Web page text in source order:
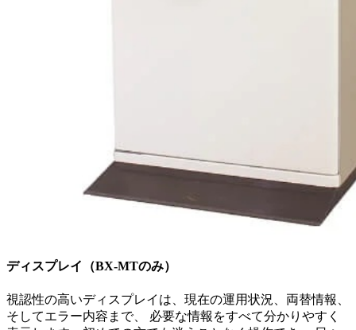
ディスプレイ（BX-MTのみ）
視認性の高いディスプレイは、現在の運用状況、両替情報、
そしてエラー内容まで、 必要な情報をすべて分かりやすく